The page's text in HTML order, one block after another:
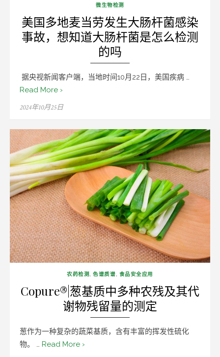
微生物检测
美国多地麦当劳发生大肠杆菌感染
事故，想知道大肠杆菌是怎么检测
的吗
据央视新闻客户端，当地时间10月22日，美国疾病 …
Read More ›
Posted
2024年10月25日
农药检测,色谱质谱, 食品安全应用
Copure®|葱基质中多种农残及其代
谢物残留量的测定
葱作为一种复杂的蔬菜基质，含有丰富的挥发性硫化
物。 … Read More ›